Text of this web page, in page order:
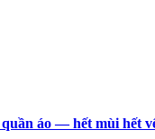
áo — hết mùi hết